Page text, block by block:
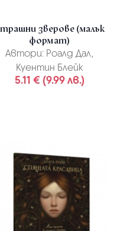
зверове (малък
формат)
Автори: Роалд Дал,
Куентин Блейк
5.11 € (9.99 лв.)